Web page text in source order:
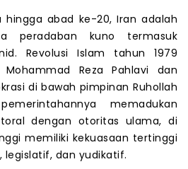
hingga abad ke-20, Iran adalah
peradaban kuno termasuk
Revolusi Islam tahun 1979
Mohammad Reza Pahlavi dan
di bawah pimpinan Ruhollah
memadukan
dengan otoritas ulama, di
memiliki kekuasaan tertinggi
dan yudikatif.